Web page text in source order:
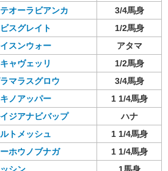
テオーラビアンカ
3/4馬身
スグレイト
1/2馬身
イスンウォー
アタマ
ャヴェッリ
1/2馬身
マラスグロウ
3/4馬身
ノアッパー
1 1/4馬身
ジアナビバップ
ハナ
トメッシュ
1 1/4馬身
ーホウノブナガ
1 1/4馬身